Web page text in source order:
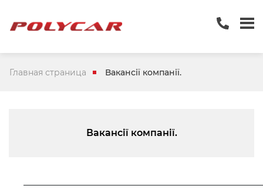
Главная страница Вакансії компанії.
Вакансії компанії.